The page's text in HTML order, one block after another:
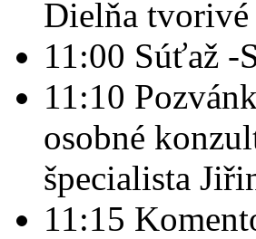
Dielňa
11:00 Súťaž -
11:10
osobné
špecialista
11:15